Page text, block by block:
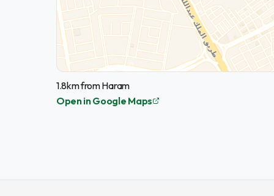
1.8km from Haram
Open in Google Maps